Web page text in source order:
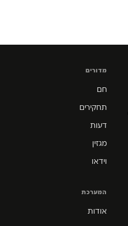
מדורים
חם
תחקירים
דעות
מגזין
וידאו
המערכת
אודות